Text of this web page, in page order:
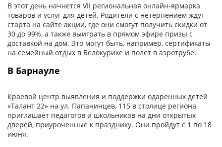
В этот день начнется VII региональная онлайн-ярмарка
товаров и услуг для детей. Родители с нетерпением ждут
старта на сайте акции, где они смогут получить скидки от
30 до 99%, а также выиграть в прямом эфире призы с
доставкой на дом. Это могут быть, например, сертификаты
на семейный отдых в Белокурихе и полет в аэротрубе.
В Барнауле
Краевой центр выявления и поддержки одаренных детей
«Талант 22» на ул. Папанинцев, 115 в столице региона
приглашает педагогов и школьников на дни открытых
дверей, приуроченные к празднику. Они пройдут с 1 по 18
июня.